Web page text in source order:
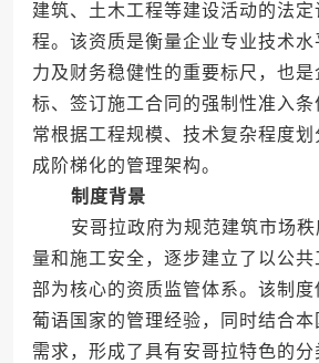
建筑、土木工程等建设活动的法
程。该资质是衡量企业专业技术
力及财务稳健性的重要标尺，也
标、签订施工合同的强制性准入条
常根据工程规模、技术复杂程度
成阶梯化的管理架构。
制度背景
安哥拉政府为规范建筑市场秩
量和施工安全，逐步建立了以公共
部为核心的资质监管体系。该制
葡语国家的管理经验，同时结合
需求，形成了具有安哥拉特色的